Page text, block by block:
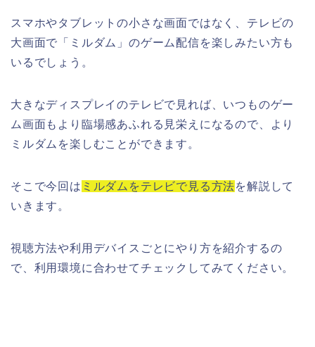
スマホやタブレットの小さな画面ではなく、テレビの
大画面で「ミルダム」のゲーム配信を楽しみたい方も
いるでしょう。
大きなディスプレイのテレビで見れば、いつものゲー
ム画面もより臨場感あふれる見栄えになるので、より
ミルダムを楽しむことができます。
そこで今回は ミルダムをテレビで見る方法を解説して
いきます。
視聴方法や利用デバイスごとにやり方を紹介するの
で、利用環境に合わせてチェックしてみてください。